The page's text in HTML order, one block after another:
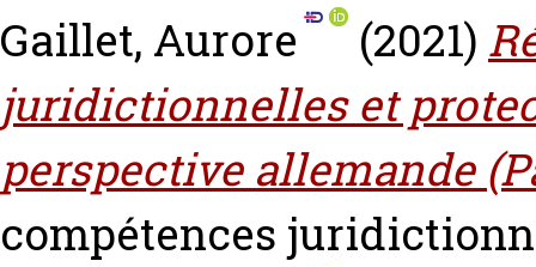
Gaillet, Aurore
(2021)
juridictionnelles et
perspective allemande
compétences